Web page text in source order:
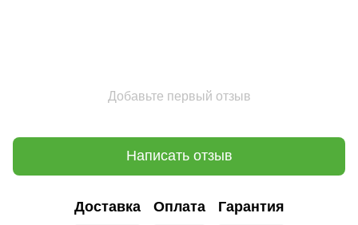
Добавьте первый отзыв
Написать отзыв
Доставка Оплата Гарантия